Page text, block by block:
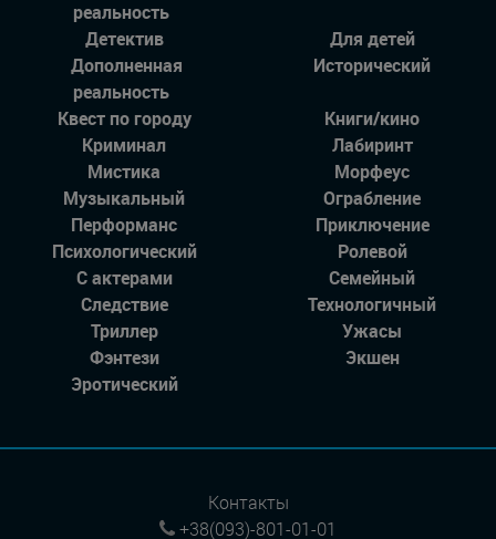
реальность
Детектив
Для детей
Дополненная
реальность
Исторический
Квест по городу
Книги/кино
Криминал
Лабиринт
Мистика
Морфеус
Музыкальный
Ограбление
Перформанс
Приключение
Психологический
Ролевой
С актерами
Семейный
Следствие
Технологичный
Триллер
Ужасы
Фэнтези
Экшен
Эротический
Контакты
+38(093)-801-01-01